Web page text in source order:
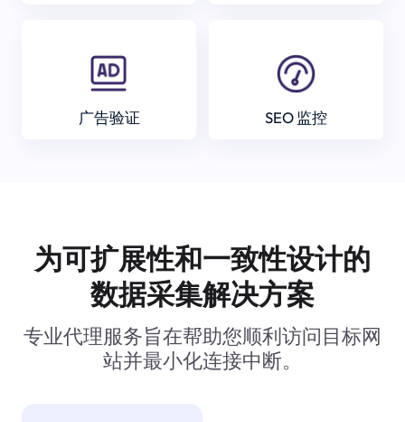
广告验证 SEO 监控
为可扩展性和一致性设计的
数据采集解决方案
专业代理服务旨在帮助您顺利访问目标网
站并最小化连接中断。